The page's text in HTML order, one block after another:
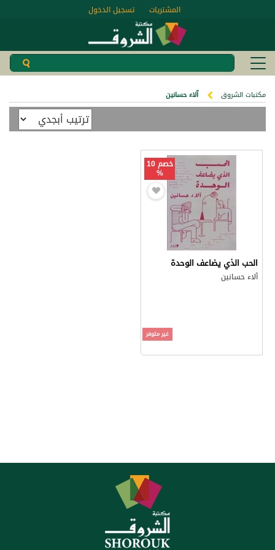
تسجيل الدخول المشتريات
مكتبات الشروق آلاء حسانين
خصم 10
%
الحب الذي يضاعف الوحدة
آلاء حسانين
غير متوفر